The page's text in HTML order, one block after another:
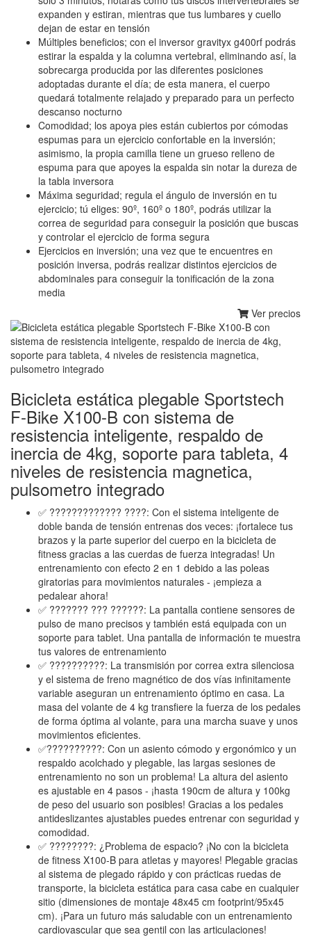
expanden y estiran, mientras que tus lumbares y cuello
dejan de estar en tensión
Múltiples beneficios; con el inversor gravityx g400rf podrás
estirar la espalda y la columna vertebral, eliminando así, la
sobrecarga producida por las diferentes posiciones
adoptadas durante el día; de esta manera, el cuerpo
quedará totalmente relajado y preparado para un perfecto
descanso nocturno
Comodidad; los apoya pies están cubiertos por cómodas
espumas para un ejercicio confortable en la inversión;
asimismo, la propia camilla tiene un grueso relleno de
espuma para que apoyes la espalda sin notar la dureza de
la tabla inversora
Máxima seguridad; regula el ángulo de inversión en tu
ejercicio; tú eliges: 90º, 160º o 180º, podrás utilizar la
correa de seguridad para conseguir la posición que buscas
y controlar el ejercicio de forma segura
Ejercicios en inversión; una vez que te encuentres en
posición inversa, podrás realizar distintos ejercicios de
abdominales para conseguir la tonificación de la zona
media
Ver precios
Bicicleta estática plegable Sportstech
F-Bike X100-B con sistema de
resistencia inteligente, respaldo de
inercia de 4kg, soporte para tableta, 4
niveles de resistencia magnetica,
pulsometro integrado
✅ ????????????? ????: Con el sistema inteligente de
doble banda de tensión entrenas dos veces: ¡fortalece tus
brazos y la parte superior del cuerpo en la bicicleta de
fitness gracias a las cuerdas de fuerza integradas! Un
entrenamiento con efecto 2 en 1 debido a las poleas
giratorias para movimientos naturales - ¡empieza a
pedalear ahora!
✅ ??????? ??? ??????: La pantalla contiene sensores de
pulso de mano precisos y también está equipada con un
soporte para tablet. Una pantalla de información te muestra
tus valores de entrenamiento
✅ ??????????: La transmisión por correa extra silenciosa
y el sistema de freno magnético de dos vías infinitamente
variable aseguran un entrenamiento óptimo en casa. La
masa del volante de 4 kg transfiere la fuerza de los pedales
de forma óptima al volante, para una marcha suave y unos
movimientos eficientes.
✅??????́????: Con un asiento cómodo y ergonómico y un
respaldo acolchado y plegable, las largas sesiones de
entrenamiento no son un problema! La altura del asiento
es ajustable en 4 pasos - ¡hasta 190cm de altura y 100kg
de peso del usuario son posibles! Gracias a los pedales
antideslizantes ajustables puedes entrenar con seguridad y
comodidad.
✅ ????????: ¿Problema de espacio? ¡No con la bicicleta
de fitness X100-B para atletas y mayores! Plegable gracias
al sistema de plegado rápido y con prácticas ruedas de
transporte, la bicicleta estática para casa cabe en cualquier
sitio (dimensiones de montaje 48x45 cm footprint/95x45
cm). ¡Para un futuro más saludable con un entrenamiento
cardiovascular que sea gentil con las articulaciones!